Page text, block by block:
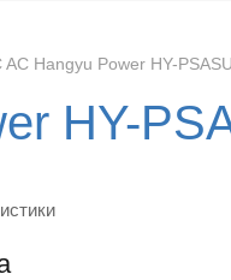
AC Hangyu Power HY-
HY-